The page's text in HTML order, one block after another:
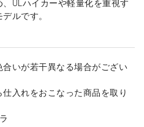
ULハイカーや軽量化を重視す
ルです。
いが若干異なる場合がござい
入れをおこなった商品を取り